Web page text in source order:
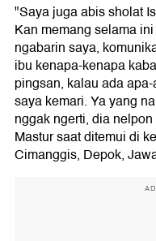
"Saya juga abis sholat
Kan memang selama
ngabarin saya,
ibu kenapa-kenapa
pingsan, kalau ada
saya kemari. Ya yang
nggak ngerti, dia
Mastur saat ditemui di
Cimanggis, Depok,